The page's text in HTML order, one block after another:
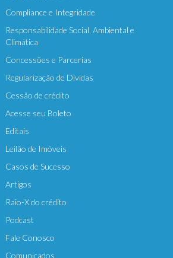
Compliance e Integridade
Responsabilidade Social, Ambiental e
Climática
Concessões e Parcerias
Regularização de Dívidas
Cessão de crédito
Acesse seu Boleto
Editais
Leilão de Imóveis
Casos de Sucesso
Artigos
Raio-X do crédito
Podcast
Fale Conosco
Comunicados